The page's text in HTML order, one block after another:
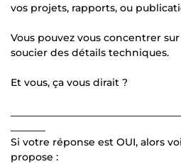
vos projets, rapports, ou
Vous pouvez vous concentrer
soucier des détails techniques.
Et vous, ça vous dirait ?
Si votre réponse est OUI, alors
propose :